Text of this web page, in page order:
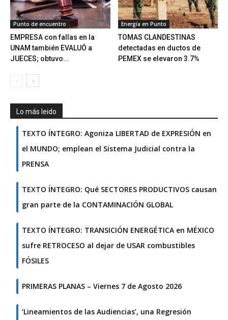
Punto de encuentro
EMPRESA con fallas en la
UNAM también EVALUÓ a
JUECES; obtuvo...
Energía en Punto
TOMAS CLANDESTINAS
detectadas en ductos de
PEMEX se elevaron 3.7%
Lo más leido
TEXTO ÍNTEGRO: Agoniza LIBERTAD de EXPRESIÓN en
el MUNDO; emplean el Sistema Judicial contra la
PRENSA
TEXTO ÍNTEGRO: Qué SECTORES PRODUCTIVOS causan
gran parte de la CONTAMINACIÓN GLOBAL
TEXTO ÍNTEGRO: TRANSICIÓN ENERGÉTICA en MÉXICO
sufre RETROCESO al dejar de USAR combustibles
FÓSILES
PRIMERAS PLANAS – Viernes 7 de Agosto 2026
‘Lineamientos de las Audiencias’, una Regresión